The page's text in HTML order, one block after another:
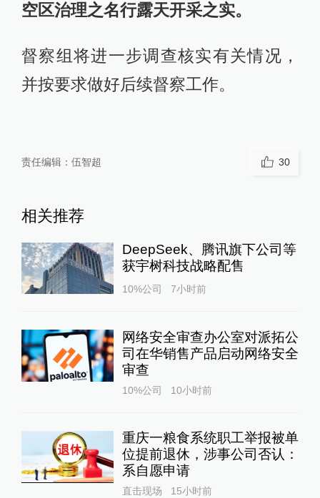
空区治理之名行露天开采之实。
督察组将进一步调查核实有关情况，
并按要求做好后续督察工作。
责任编辑： 伍智超 30
相关推荐
DeepSeek、腾讯旗下公司等
获宇树科技战略配售
10%公司 7小时前
网络安全审查办公室对派拓公
司在华销售产品启动网络安全
审查
10%公司 10小时前
重庆一粮食系统职工举报被单
位提前退休，涉事公司否认：
系自愿申请
直击现场 15小时前